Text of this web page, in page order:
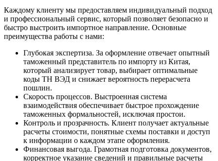
Каждому клиенту мы предоставляем индивидуальный подход
и профессиональный сервис, который позволяет безопасно и
быстро выстроить импортное направление. Основные
преимущества работы с нами:
Глубокая экспертиза. За оформление отвечает опытный
таможенный представитель по импорту из Китая,
который анализирует товар, выбирает оптимальные
коды ТН ВЭД и снижает вероятность перерасчета
пошлин.
Скорость процессов. Выстроенная система
взаимодействия обеспечивает быстрое прохождение
таможенных формальностей, исключая простои.
Контроль и прозрачность. Клиент получает актуальные
расчеты стоимости, понятные схемы поставки и доступ
к информации о каждом этапе оформления.
Финансовая выгода. Грамотная подготовка документов,
корректное указание сведений и правильные расчеты